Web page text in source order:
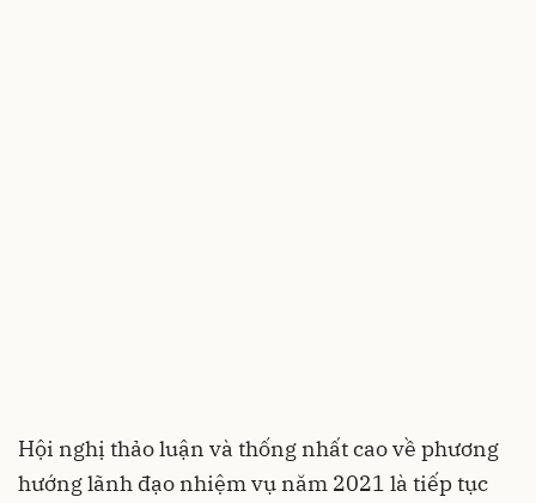
Hội nghị thảo luận và thống nhất cao về phương
hướng lãnh đạo nhiệm vụ năm 2021 là tiếp tục